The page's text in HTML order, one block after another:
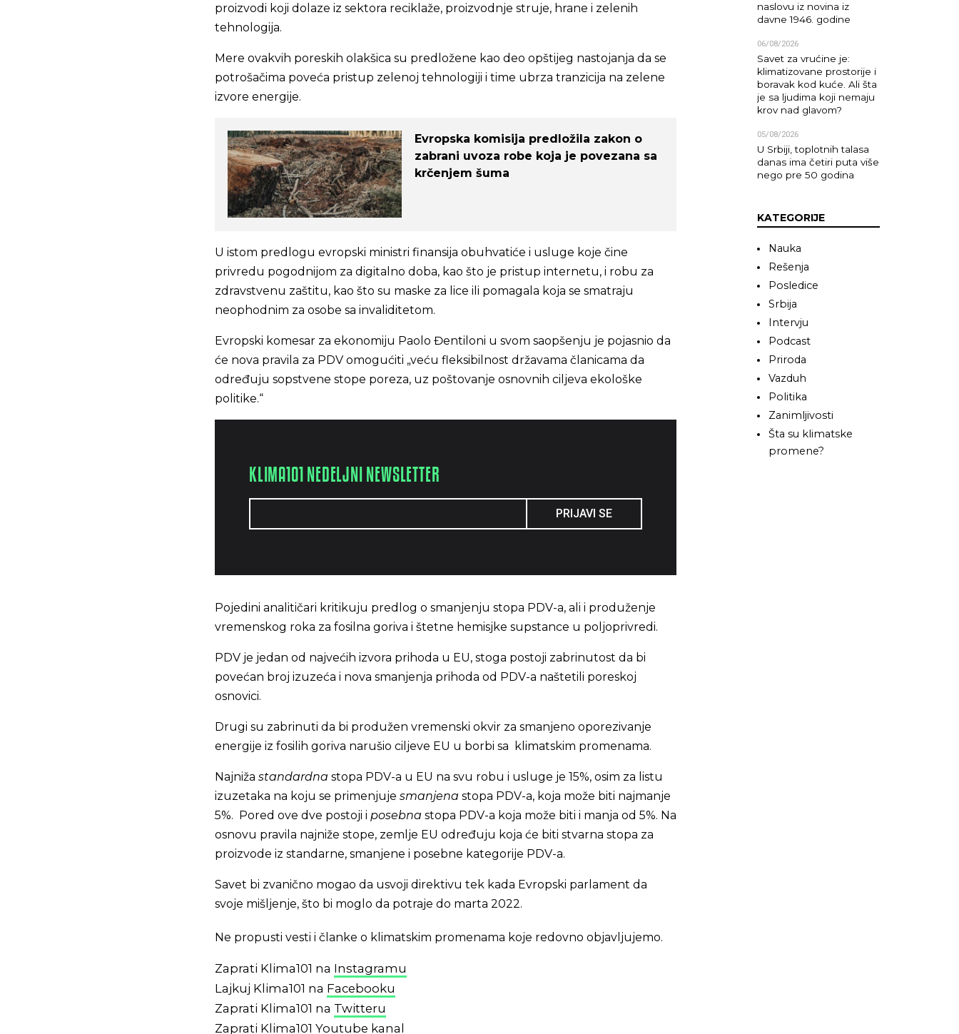
proizvodi koji dolaze iz sektora reciklaže, proizvodnje struje, hrane i zelenih
tehnologija.
Mere ovakvih poreskih olakšica su predložene kao deo opštijeg nastojanja da se
potrošačima poveća pristup zelenoj tehnologiji i time ubrza tranzicija na zelene
izvore energije.
Evropska komisija predložila zakon o
zabrani uvoza robe koja je povezana sa
krčenjem šuma
U istom predlogu evropski ministri finansija obuhvatiće i usluge koje čine
privredu pogodnijom za digitalno doba, kao što je pristup internetu, i robu za
zdravstvenu zaštitu, kao što su maske za lice ili pomagala koja se smatraju
neophodnim za osobe sa invaliditetom.
Evropski komesar za ekonomiju Paolo Đentiloni u svom saopšenju je pojasnio da
će nova pravila za PDV omogućiti „veću fleksibilnost državama članicama da
određuju sopstvene stope poreza, uz poštovanje osnovnih ciljeva ekološke
politike.“
KLIMA101 NEDELJNI NEWSLETTER
PRIJAVI SE
Pojedini analitičari kritikuju predlog o smanjenju stopa PDV-a, ali i produženje
vremenskog roka za fosilna goriva i štetne hemisjke supstance u poljoprivredi.
PDV je jedan od najvećih izvora prihoda u EU, stoga postoji zabrinutost da bi
povećan broj izuzeća i nova smanjenja prihoda od PDV-a naštetili poreskoj
osnovici.
Drugi su zabrinuti da bi produžen vremenski okvir za smanjeno oporezivanje
energije iz fosilih goriva narušio ciljeve EU u borbi sa klimatskim promenama.
Najniža standardna stopa PDV-a u EU na svu robu i usluge je 15%, osim za listu
izuzetaka na koju se primenjuje smanjena stopa PDV-a, koja može biti najmanje
5%. Pored ove dve postoji i posebna stopa PDV-a koja može biti i manja od 5%. Na
osnovu pravila najniže stope, zemlje EU određuju koja će biti stvarna stopa za
proizvode iz standarne, smanjene i posebne kategorije PDV-a.
Savet bi zvanično mogao da usvoji direktivu tek kada Evropski parlament da
svoje mišljenje, što bi moglo da potraje do marta 2022.
Ne propusti vesti i članke o klimatskim promenama koje redovno objavljujemo.
Zaprati Klima101 na Instagramu
Lajkuj Klima101 na Facebooku
Zaprati Klima101 na Twitteru
Zaprati Klima101 Youtube kanal
naslovu iz novina iz
davne 1946. godine
06/08/2026
Savet za vrućine je:
klimatizovane prostorije i
boravak kod kuće. Ali šta
je sa ljudima koji nemaju
krov nad glavom?
05/08/2026
U Srbiji, toplotnih talasa
danas ima četiri puta više
nego pre 50 godina
KATEGORIJE
Nauka
Rešenja
Posledice
Srbija
Intervju
Podcast
Priroda
Vazduh
Politika
Zanimljivosti
Šta su klimatske
promene?